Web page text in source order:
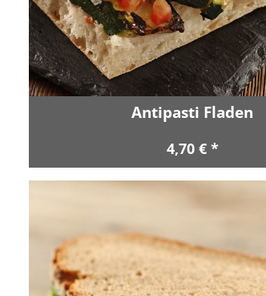
Antipasti Fladen
4,70 € *